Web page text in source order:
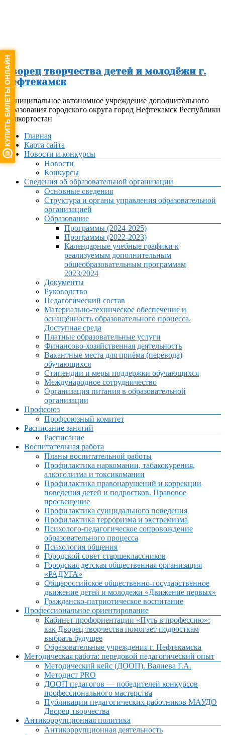
Дворец творчества детей и молодёжи г.
Нефтекамск
Муниципальное автономное учреждение дополнительного
образования городского округа город Нефтекамск Республики
Башкортостан
МенюГлавная
Карта сайта
Новости и конкурсы
Новости
Конкурсы
Сведения об образовательной организации
Основные сведения
Структура и органы управления образовательной
организацией
Образование
Программы (2024-2025)
Программы (2022-2023)
Календарные учебные графики к
реализуемым дополнительным
общеобразовательным программам
2023/2024
Документы
Руководство
Педагогический состав
Материально-техническое обеспечение и
оснащённость образовательного процесса.
Доступная среда
Платные образовательные услуги
Финансово-хозяйственная деятельность
Вакантные места для приёма (перевода)
обучающихся
Стипендии и меры поддержки обучающихся
Международное сотрудничество
Организация питания в образовательной
организации
Профсоюз
Профсоюзный комитет
Расписание занятий
Расписание
Воспитательная работа
Планы воспитательной работы
Профилактика наркомании, табакокурения,
алкоголизма и токсикомании
Профилактика правонарушений и коррекции
поведения детей и подростков. Правовое
просвещение
Профилактика суицидального поведения
Профилактика терроризма и экстремизма
Психолого-педагогическое сопровождение
образовательного процесса
Психология общения
Городской совет старшеклассников
Городская детская общественная организация
«РАДУГА»
Общероссийское общественно-государственное
движение детей и молодежи «Движение первых»
Гражданско-патриотическое воспитание
Профессиональное ориентирование
Кабинет профориентации «Путь в профессию»:
как Дворец творчества помогает подросткам
выбрать будущее
Образовательные учреждения г. Нефтекамска
Методическая работа: передовой педагогический опыт
Методический кейс (ДООП). Валиева Г.А.
Методист PRO
ДООП педагогов — победителей конкурсов
профессионального мастерства
Публикации педагогических работников МАУДО
Дворец творчества
Антикоррупционная политика
Антикоррупционная деятельность